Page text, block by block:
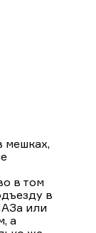
мешках,
в том
в
или
а